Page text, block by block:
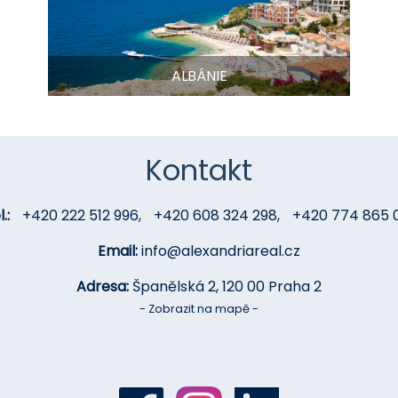
ALBÁNIE
Kontakt
+420 222 512 996, +420 608 324 298,
+420 774 865
Email:info@alexandriareal.cz
Adresa: Španělská 2, 120 00 Praha 2
- Zobrazit na mapě -